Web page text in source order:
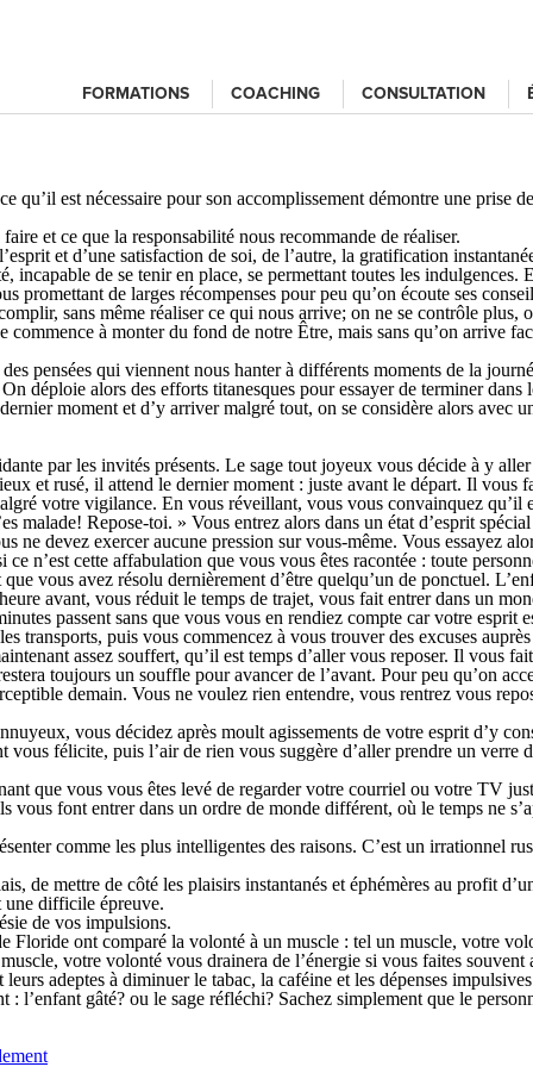
FORMATIONS COACHING CONSULTATION
qu’il est nécessaire pour son accomplissement démontre une
et ce que la responsabilité nous recommande de réaliser.
et d’une satisfaction de soi, de l’autre, la gratification
de se tenir en place, se permettant toutes les
promettant de larges récompenses pour peu qu’on écoute ses
sans même réaliser ce qui nous arrive; on ne se contrôle plus,
à monter du fond de notre Être, mais sans qu’on arrive
pensées qui viennent nous hanter à différents moments de la
déploie alors des efforts titanesques pour essayer de terminer dans
moment et d’y arriver malgré tout, on se considère alors avec
par les invités présents. Le sage tout joyeux vous décide à y
et rusé, il attend le dernier moment : juste avant le départ. Il vous
votre vigilance. En vous réveillant, vous vous convainquez qu’il
malade! Repose-toi. » Vous entrez alors dans un état d’esprit
ne devez exercer aucune pression sur vous-même. Vous essayez
n’est cette affabulation que vous vous êtes racontée : toute
vous avez résolu dernièrement d’être quelqu’un de ponctuel.
avant, vous réduit le temps de trajet, vous fait entrer dans un
passent sans que vous vous en rendiez compte car votre esprit
transports, puis vous commencez à vous trouver des excuses
assez souffert, qu’il est temps d’aller vous reposer. Il vous
toujours un souffle pour avancer de l’avant. Pour peu qu’on
demain. Vous ne voulez rien entendre, vous rentrez vous
vous décidez après moult agissements de votre esprit d’y
félicite, puis l’air de rien vous suggère d’aller prendre un verre
que vous vous êtes levé de regarder votre courriel ou votre TV
vous font entrer dans un ordre de monde différent, où le temps ne
comme les plus intelligentes des raisons. C’est un irrationnel
de mettre de côté les plaisirs instantanés et éphémères au profit
une difficile épreuve.
de vos impulsions.
Floride ont comparé la volonté à un muscle : tel un muscle, votre
votre volonté vous drainera de l’énergie si vous faites
adeptes à diminuer le tabac, la caféine et les dépenses
l’enfant gâté? ou le sage réfléchi? Sachez simplement que le